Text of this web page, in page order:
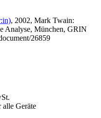
, 2002, Mark Twain:
Analyse, München, GRIN
26859
Geräte